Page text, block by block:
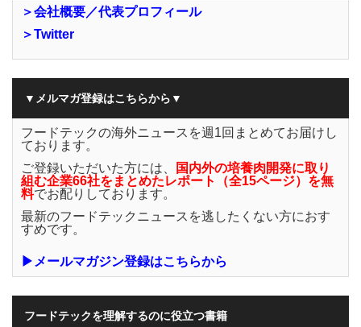
＞会社概要／代表プロフィール
＞Twitter
▼メルマガ登録はこちらから▼
フードテックの海外ニュースを週1回まとめてお届けし
ております。
ご登録いただいた方には、
国内外の培養肉開発に取り
組む企業66社をまとめたレポート（全15ページ）を無
料でお配りしております。
最新のフードテックニュースを逃したくない方におす
すめです。
▶メールマガジン登録はこちらから
フードテックを理解するのに役立つ書籍